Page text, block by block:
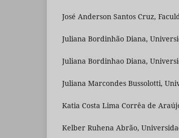
José Anderson Santos Cruz,
Juliana Bordinhão Diana,
Juliana Bordinhao Diana,
Juliana Marcondes Bussolotti,
Katia Costa Lima Corrêa de
Kelber Ruhena Abrão,